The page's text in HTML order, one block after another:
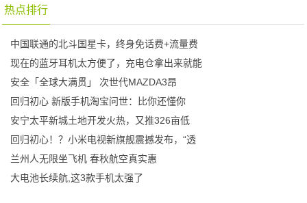
热点排行
中国联通的北斗国星卡，终身免话费+流量费
现在的蓝牙耳机太方便了，充电仓拿出来就能
安全「全球大满贯」 次世代MAZDA3昂
回归初心 新版手机淘宝问世：比你还懂你
安宁太平新城土地开发火热，又推326亩低
回归初心！？小米电视新旗舰震撼发布，“透
兰州人无限坐飞机 春秋航空真实惠
大电池长续航,这3款手机太强了